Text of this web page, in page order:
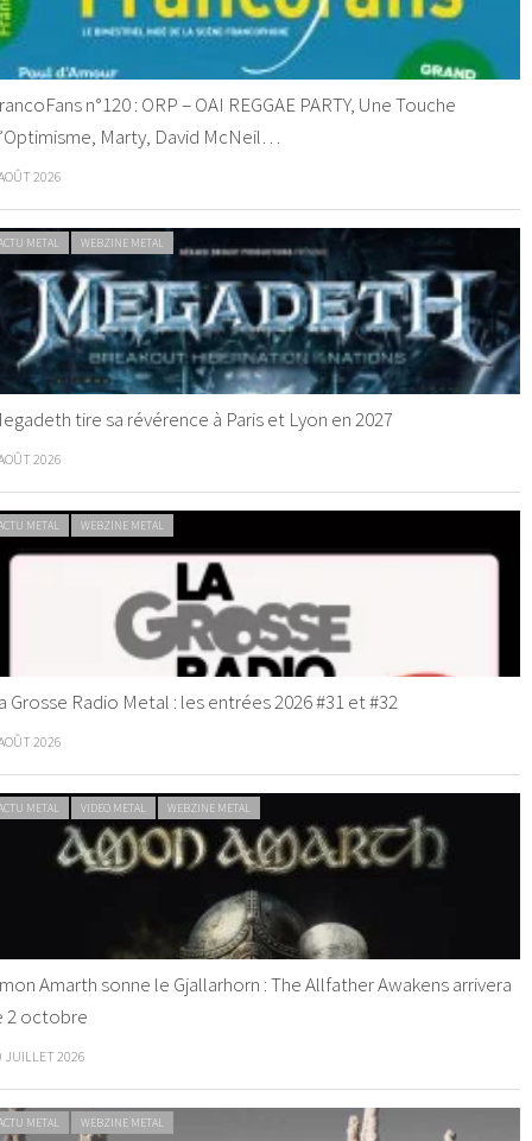
n°120 : ORP – OAI REGGAE PARTY, Une Touche
Marty, David McNeil…
2026
METAL WEBZINE METAL
tire sa révérence à Paris et Lyon en 2027
2026
METAL WEBZINE METAL
Grosse Radio Metal : les entrées 2026 #31 et #32
2026
METAL VIDEO METAL WEBZINE METAL
Amarth sonne le Gjallarhorn : The Allfather Awakens arrivera
2 octobre
JUILLET 2026
METAL WEBZINE METAL